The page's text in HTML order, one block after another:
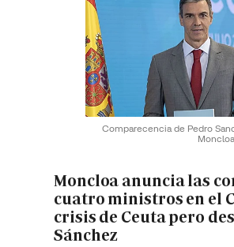
Comparecencia de Pedro
Moncloa.
Moncloa anuncia las
cuatro ministros en el
crisis de Ceuta pero
Sánchez